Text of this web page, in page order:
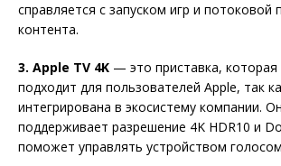
справляется с запуском игр и потоковой
контента.
3. Apple TV 4K — это приставка, которая
подходит для пользователей Apple, так
интегрирована в экосистему компании.
поддерживает разрешение 4K HDR10 и
поможет управлять устройством